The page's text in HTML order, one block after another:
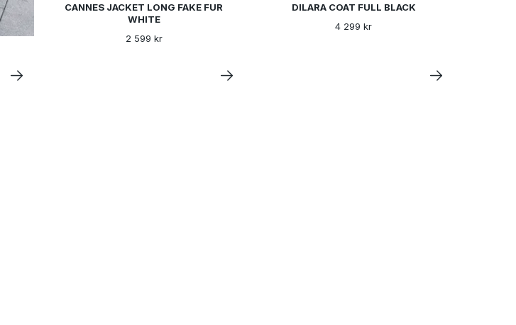
CANNES JACKET LONG FAKE FUR
WHITE
2 599 kr
DILARA COAT FULL BLACK
4 299 kr